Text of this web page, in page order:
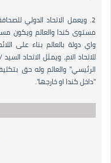
2. ويعمل الاتحاد الدولي
مستوى كندا والعالم ويكون
واي دولة بالعالم بناء على
للاتحاد الام، ويمثل الاتحاد
الرئيسي" والعالم وله حق
"داخل كندا او خارجها".